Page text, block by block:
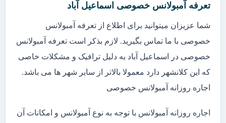
تعرفه آمبولانس خصوصی اسماعیل آباد
شما عزیزان میتوانید برای اطلاع از تعرفه آمبولانس
خصوصی با ما تماس بگیرید. لازم بذکر است تعرفه آمبولانس
خصوصی در اسماعیل آباد به دلیل ترافیک و مشکلات خاصی
که این کلانشهر دارد معمولا بالاتر از سایر شهر ها می باشد.
اجاره روزانه آمبولانس خصوصی
اجاره روزانه آمبولانس با توجه به نوع آمبولانس و امکانات آن